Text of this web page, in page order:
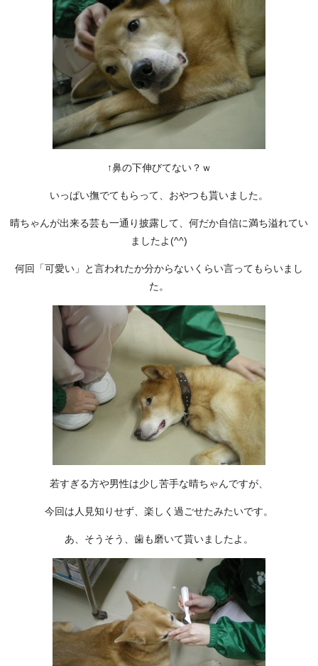
↑鼻の下伸びてない？ｗ
いっぱい撫でてもらって、おやつも貰いました。
晴ちゃんが出来る芸も一通り披露して、何だか自信に満ち溢れてい
ましたよ(^^)
何回「可愛い」と言われたか分からないくらい言ってもらいまし
た。
若すぎる方や男性は少し苦手な晴ちゃんですが、
今回は人見知りせず、楽しく過ごせたみたいです。
あ、そうそう、歯も磨いて貰いましたよ。